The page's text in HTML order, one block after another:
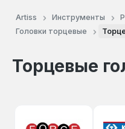
Artiss Инструменты
Головки торцевые
Торцевые